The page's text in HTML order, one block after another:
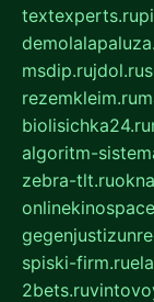
textexperts.ru
msdip.rujdol.ru
rezemkleim.ru
biolisichka24.ru
algoritm-
zebra-tlt.ru
spiski-firm.ru
2bets.ru